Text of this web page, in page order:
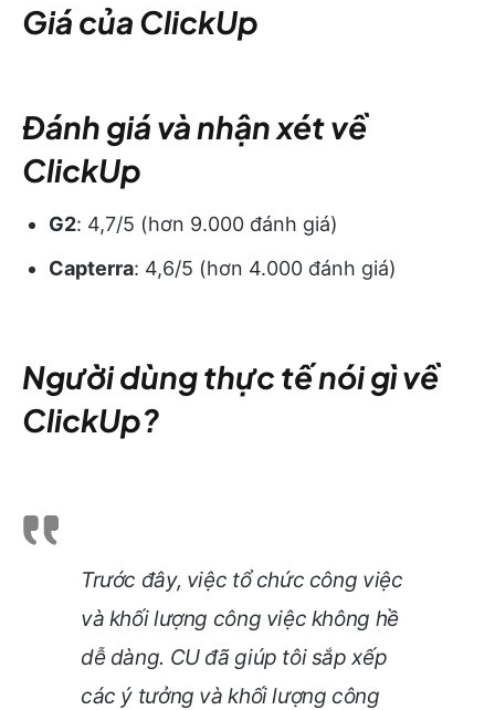
Giá của ClickUp
Đánh giá và nhận xét về
ClickUp
G2: 4,7/5 (hơn 9.000 đánh giá)
Capterra: 4,6/5 (hơn 4.000 đánh giá)
Người dùng thực tế nói gì về
ClickUp?
Trước đây, việc tổ chức công việc
và khối lượng công việc không hề
dễ dàng. CU đã giúp tôi sắp xếp
các ý tưởng và khối lượng công